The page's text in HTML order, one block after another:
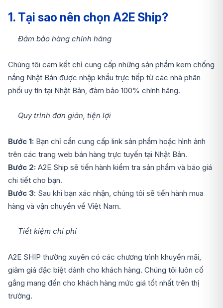
1. Tại sao nên chọn A2E Ship?
Đảm bảo hàng chính hãng
Chúng tôi cam kết chỉ cung cấp những sản phẩm kem chống
nắng Nhật Bản được nhập khẩu trực tiếp từ các nhà phân
phối uy tín tại Nhật Bản, đảm bảo 100% chính hãng.
Quy trình đơn giản, tiện lợi
Bước 1: Bạn chỉ cần cung cấp link sản phẩm hoặc hình ảnh
trên các trang web bán hàng trực tuyến tại Nhật Bản.
Bước 2: A2E Ship sẽ tiến hành kiểm tra sản phẩm và báo giá
chi tiết cho bạn.
Bước 3: Sau khi bạn xác nhận, chúng tôi sẽ tiến hành mua
hàng và vận chuyển về Việt Nam.
Tiết kiệm chi phí
A2E SHIP thường xuyên có các chương trình khuyến mãi,
giảm giá đặc biệt dành cho khách hàng. Chúng tôi luôn cố
gắng mang đến cho khách hàng mức giá tốt nhất trên thị
trường.